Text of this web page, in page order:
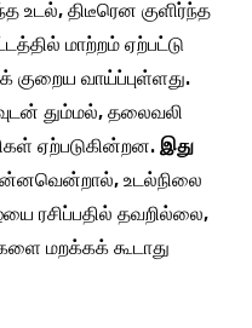
உடல், திடீரென குளிர்ந்த
மாற்றம் ஏற்பட்டு
குறைய வாய்ப்புள்ளது.
தும்மல், தலைவலி
ஏற்படுகின்றன. இது
உடல்நிலை
ரசிப்பதில் தவறில்லை,
மறக்கக் கூடாது